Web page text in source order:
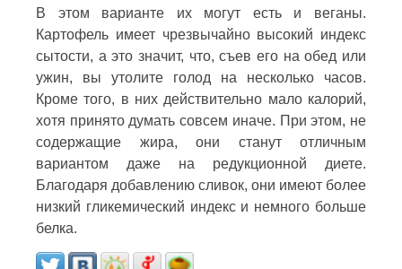
В этом варианте их могут есть и веганы.
Картофель имеет чрезвычайно высокий индекс
сытости, а это значит, что, съев его на обед или
ужин, вы утолите голод на несколько часов.
Кроме того, в них действительно мало калорий,
хотя принято думать совсем иначе. При этом, не
содержащие жира, они станут отличным
вариантом даже на редукционной диете.
Благодаря добавлению сливок, они имеют более
низкий гликемический индекс и немного больше
белка.